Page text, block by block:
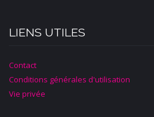
LIENS UTILES
Contact
Conditions générales d'utilisation
Vie privée